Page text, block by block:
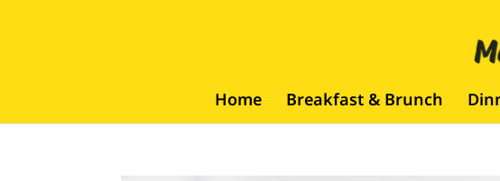
Home Breakfast & Brunch